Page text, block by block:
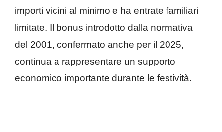
importi vicini al minimo e ha entrate familiari
limitate. Il bonus introdotto dalla normativa
del 2001, confermato anche per il 2025,
continua a rappresentare un supporto
economico importante durante le festività.